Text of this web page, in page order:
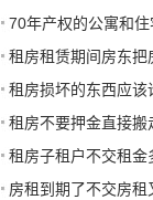
70年产权的公寓和住
租房租赁期间房东把
怎么赔偿
租房损坏的东西应该
租房不要押金直接搬
租房子租户不交租金
搬离
房租到期了不交房租